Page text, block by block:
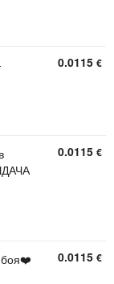
0.0115 €
0.0115 €
боя❤️
0.0115 €